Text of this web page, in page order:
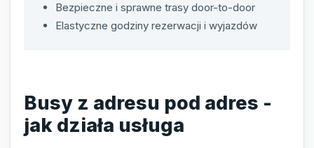
Bezpieczne i sprawne trasy door-to-door
Elastyczne godziny rezerwacji i wyjazdów
Busy z adresu pod adres -
jak działa usługa